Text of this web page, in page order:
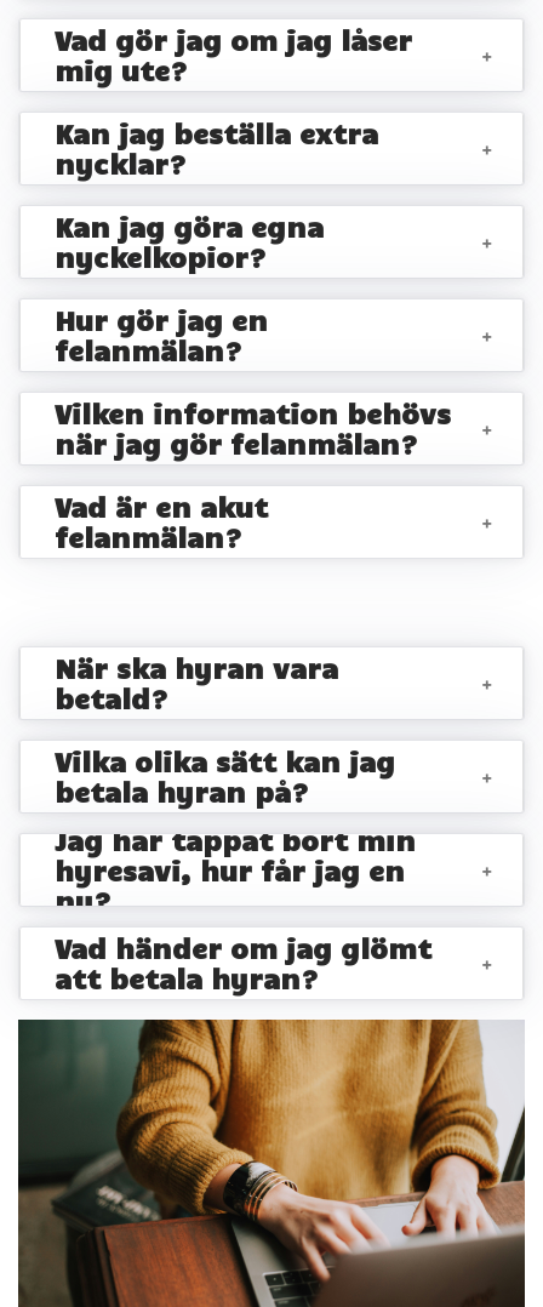
Vad gör jag om jag låser
mig ute?
+
Kan jag beställa extra
nycklar?
+
Kan jag göra egna
nyckelkopior?
+
Hur gör jag en
felanmälan?
+
Vilken information behövs
när jag gör felanmälan?
+
Vad är en akut
felanmälan?
+
När ska hyran vara
betald?
+
Vilka olika sätt kan jag
betala hyran på?
+
Jag har tappat bort min
hyresavi, hur får jag en
ny?
+
Vad händer om jag glömt
att betala hyran?
+